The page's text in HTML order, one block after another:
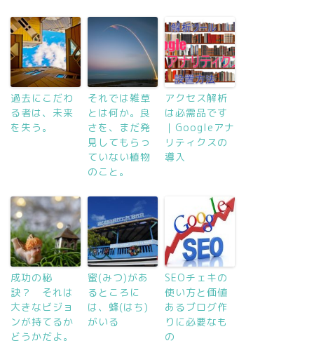
過去にこだわ
る者は、未来
を失う。
それでは雑草
とは何か。良
さを、まだ発
見してもらっ
ていない植物
のこと。
アクセス解析
は必需品です
｜Googleアナ
リティクスの
導入
成功の秘
訣？ それは
大きなビジョ
ンが持てるか
どうかだよ。
蜜(みつ)があ
るところに
は、蜂(はち)
がいる
SEOチェキの
使い方と価値
あるブログ作
りに必要なも
の